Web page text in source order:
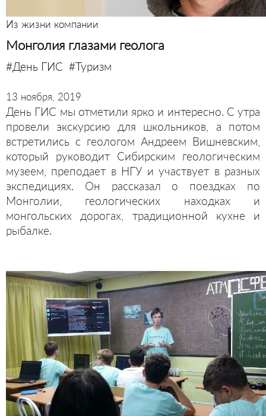
Из жизни компании
Монголия глазами геолога
#День ГИС #Туризм
13 ноября, 2019
День ГИС мы отметили ярко и интересно. С утра
провели экскурсию для школьников, а потом
встретились с геологом Андреем Вишневским,
который руководит Сибирским геологическим
музеем, преподает в НГУ и участвует в разных
экспедициях. Он рассказал о поездках по
Монголии, геологических находках и
монгольских дорогах, традиционной кухне и
рыбалке.